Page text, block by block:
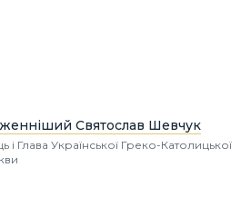
Святослав Шевчук
і Глава Української Греко-Католицької